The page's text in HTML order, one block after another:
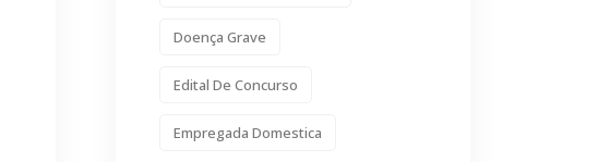
Doença Grave
Edital De Concurso
Empregada Domestica